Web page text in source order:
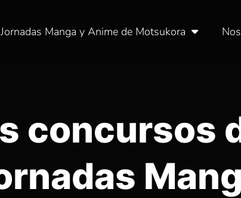
Manga y Anime de Motsukora
concursos